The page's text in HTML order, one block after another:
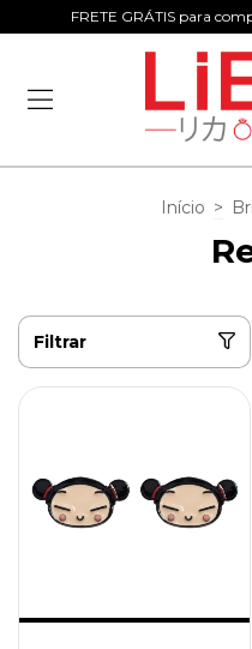
FRETE GRÁTIS para
Início >
Filtrar